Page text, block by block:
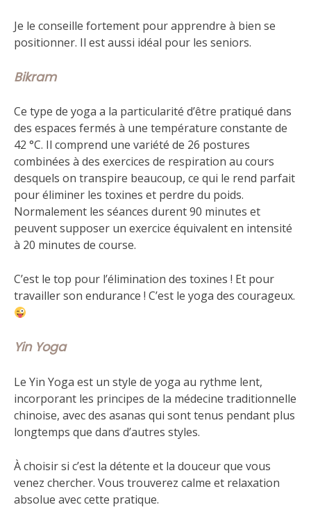
Je le conseille fortement pour apprendre à bien se
positionner. Il est aussi idéal pour les seniors.
Bikram
Ce type de yoga a la particularité d’être pratiqué dans
des espaces fermés à une température constante de
42 °C. Il comprend une variété de 26 postures
combinées à des exercices de respiration au cours
desquels on transpire beaucoup, ce qui le rend parfait
pour éliminer les toxines et perdre du poids.
Normalement les séances durent 90 minutes et
peuvent supposer un exercice équivalent en intensité
à 20 minutes de course.
C’est le top pour l’élimination des toxines ! Et pour
travailler son endurance ! C’est le yoga des courageux.
Yin Yoga
Le Yin Yoga est un style de yoga au rythme lent,
incorporant les principes de la médecine traditionnelle
chinoise, avec des asanas qui sont tenus pendant plus
longtemps que dans d’autres styles.
À choisir si c’est la détente et la douceur que vous
venez chercher. Vous trouverez calme et relaxation
absolue avec cette pratique.